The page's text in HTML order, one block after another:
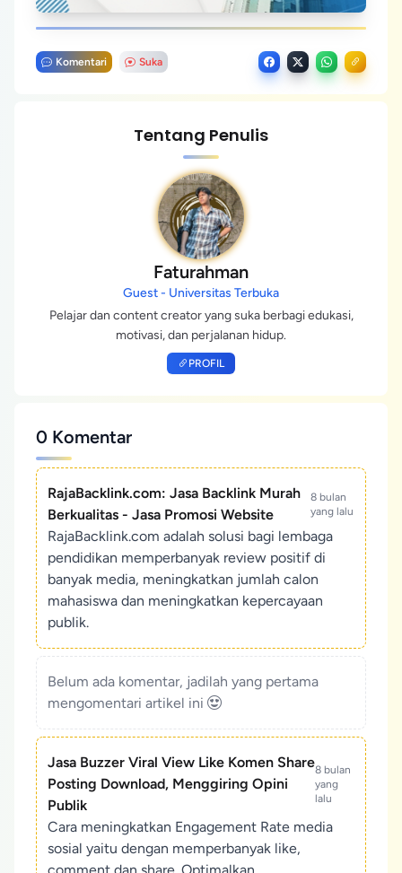
Komentari Suka
Tentang Penulis
Faturahman
Guest - Universitas Terbuka
Pelajar dan content creator yang suka berbagi edukasi,
motivasi, dan perjalanan hidup.
PROFIL
0 Komentar
RajaBacklink.com: Jasa Backlink Murah
Berkualitas - Jasa Promosi Website
8 bulan
yang lalu
RajaBacklink.com adalah solusi bagi lembaga
pendidikan memperbanyak review positif di
banyak media, meningkatkan jumlah calon
mahasiswa dan meningkatkan kepercayaan
publik.
Belum ada komentar, jadilah yang pertama
mengomentari artikel ini
Jasa Buzzer Viral View Like Komen Share
Posting Download, Menggiring Opini
Publik
8 bulan
yang
lalu
Cara meningkatkan Engagement Rate media
sosial yaitu dengan memperbanyak like,